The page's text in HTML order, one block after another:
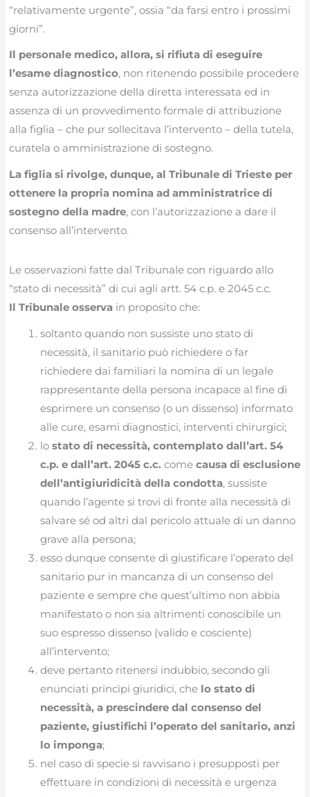
“relativamente urgente”, ossia “da farsi entro i prossimi
giorni”.
Il personale medico, allora, si rifiuta di eseguire
l’esame diagnostico, non ritenendo possibile procedere
senza autorizzazione della diretta interessata ed in
assenza di un provvedimento formale di attribuzione
alla figlia – che pur sollecitava l’intervento – della tutela,
curatela o amministrazione di sostegno.
La figlia si rivolge, dunque, al Tribunale di Trieste per
ottenere la propria nomina ad amministratrice di
sostegno della madre, con l’autorizzazione a dare il
consenso all’intervento.
Le osservazioni fatte dal Tribunale con riguardo allo
“stato di necessità” di cui agli artt. 54 c.p. e 2045 c.c.
Il Tribunale osserva in proposito che:
soltanto quando non sussiste uno stato di
necessità, il sanitario può richiedere o far
richiedere dai familiari la nomina di un legale
rappresentante della persona incapace al fine di
esprimere un consenso (o un dissenso) informato
alle cure, esami diagnostici, interventi chirurgici;
lostato di necessità, contemplato dall’art. 54
c.p. e dall’art. 2045 c.c. comecausa di esclusione
dell’antigiuridicità della condotta, sussiste
quando l’agente si trovi di fronte alla necessità di
salvare sé od altri dal pericolo attuale di un danno
grave alla persona;
esso dunque consente di giustificare l’operato del
sanitario pur in mancanza di un consenso del
paziente e sempre che quest’ultimo non abbia
manifestato o non sia altrimenti conoscibile un
suo espresso dissenso (valido e cosciente)
all’intervento;
deve pertanto ritenersi indubbio, secondo gli
enunciati princìpi giuridici, che lo stato di
necessità, a prescindere dal consenso del
paziente, giustifichi l’operato del sanitario, anzi
lo imponga;
nel caso di specie si ravvisano i presupposti per
effettuare in condizioni di necessità e urgenza